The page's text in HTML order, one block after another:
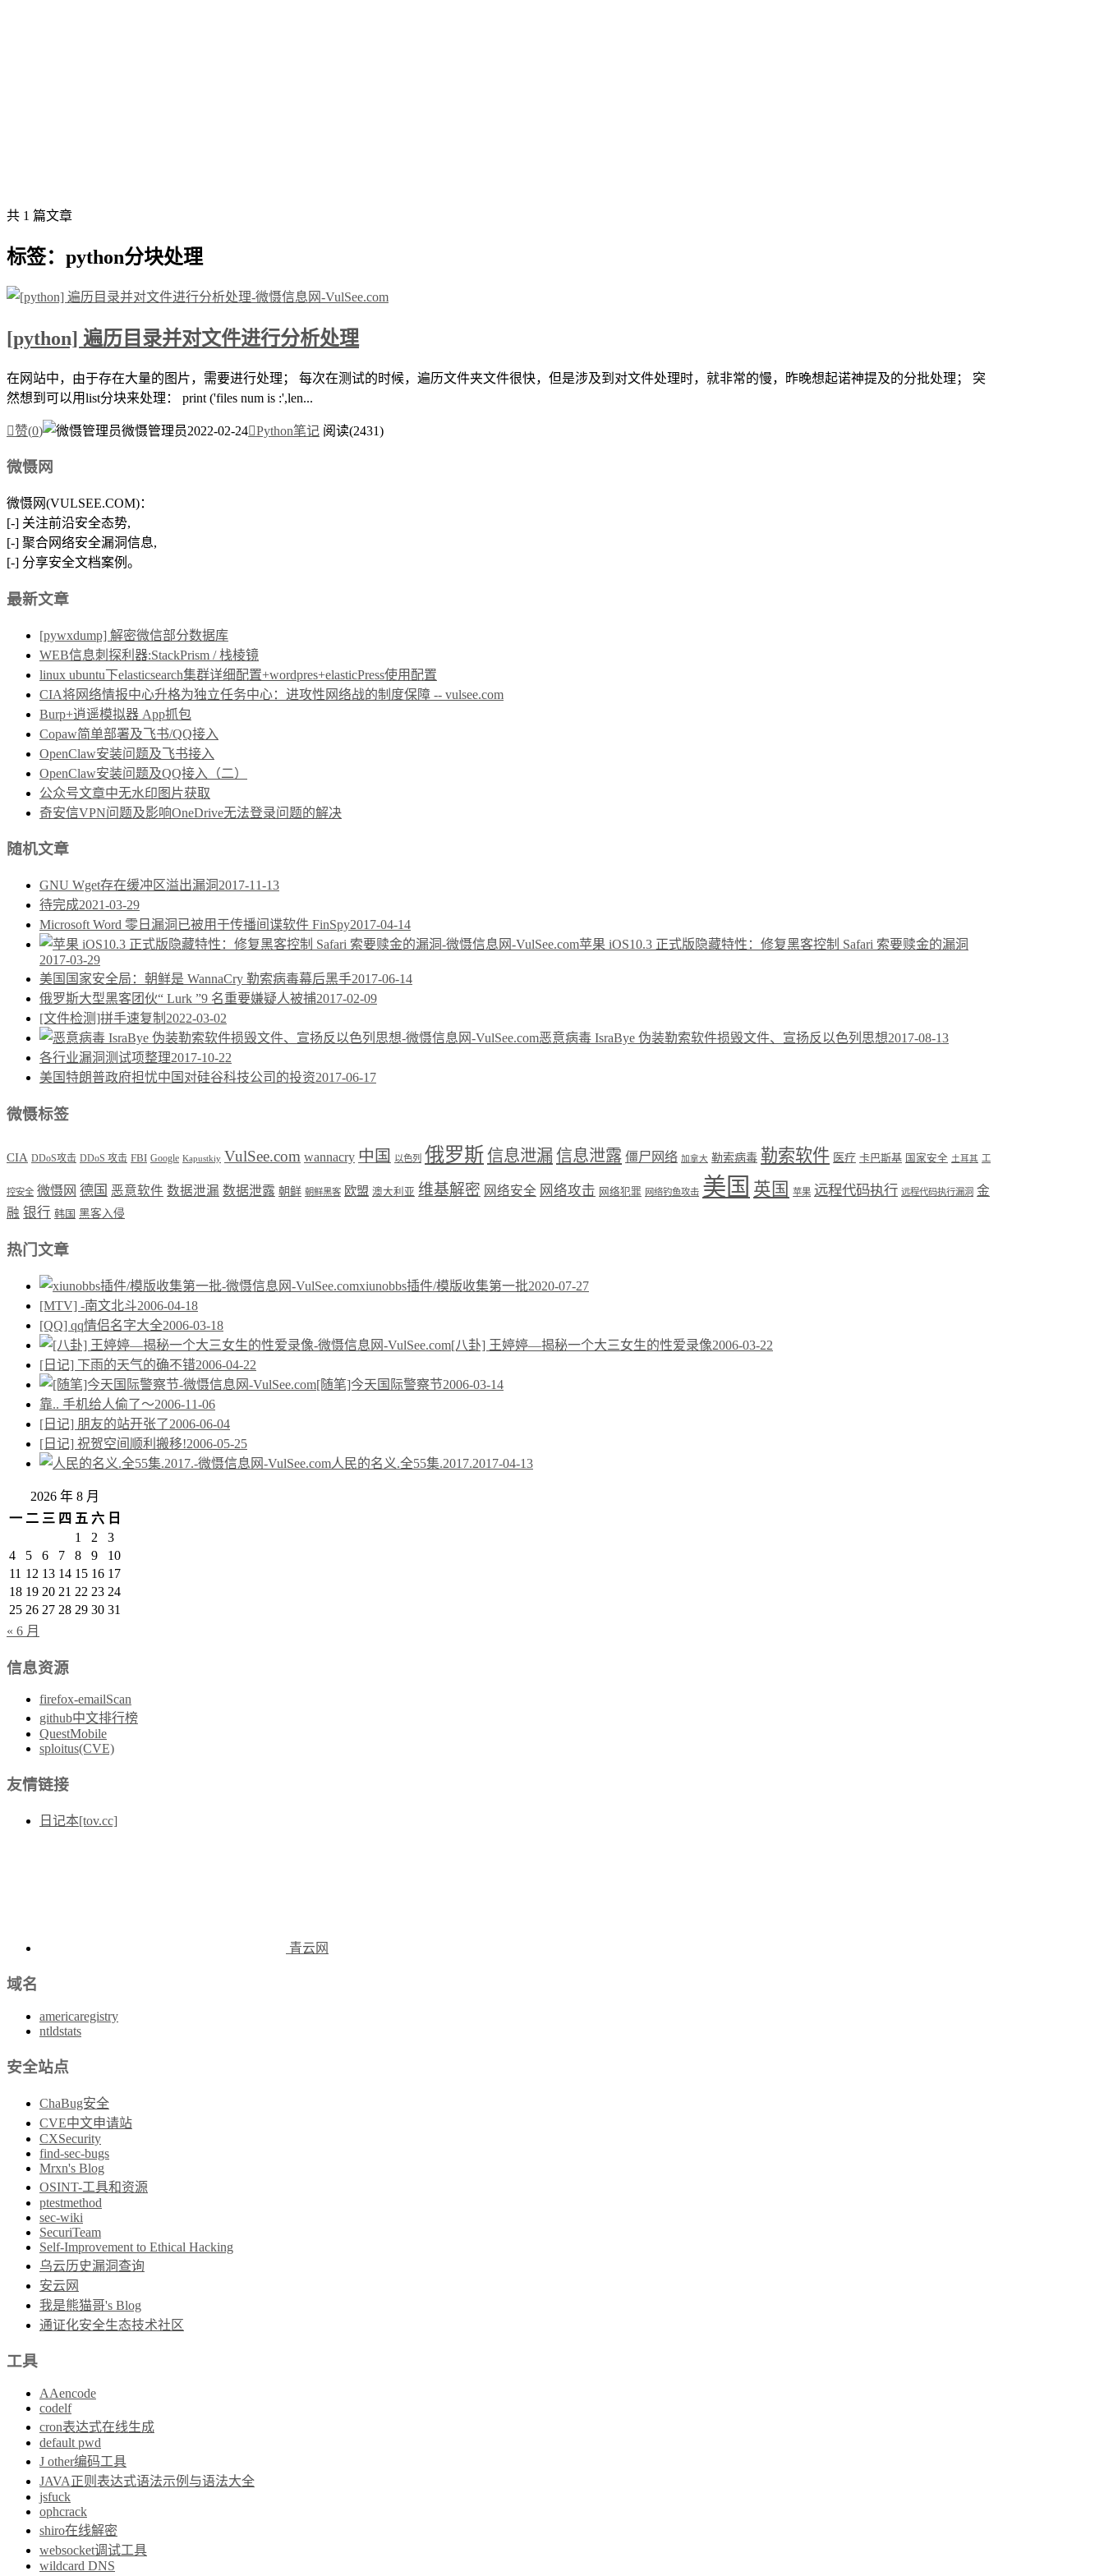
共 1 篇文章
标签：python分块处理
[python] 遍历目录并对文件进行分析处理
在网站中，由于存在大量的图片，需要进行处理； 每次在测试的时候，遍历文件夹文件很快，但是涉及到对文件处理时，就非常的慢，昨晚想起诺神提及的分批处理； 突
然想到可以用list分块来处理： print ('files num is :',len...
赞(0) 微慑管理员2022-02-24Python笔记 阅读(2431)
微慑网
微慑网(VULSEE.COM)：
[-] 关注前沿安全态势,
[-] 聚合网络安全漏洞信息,
[-] 分享安全文档案例。
最新文章
[pywxdump] 解密微信部分数据库
WEB信息刺探利器:StackPrism / 栈棱镜
linux ubuntu下elasticsearch集群详细配置+wordpres+elasticPress使用配置
CIA将网络情报中心升格为独立任务中心：进攻性网络战的制度保障 -- vulsee.com
Burp+逍遥模拟器 App抓包
Copaw简单部署及飞书/QQ接入
OpenClaw安装问题及飞书接入
OpenClaw安装问题及QQ接入（二）
公众号文章中无水印图片获取
奇安信VPN问题及影响OneDrive无法登录问题的解决
随机文章
GNU Wget存在缓冲区溢出漏洞 2017-11-13
待完成2021-03-29
Microsoft Word 零日漏洞已被用于传播间谍软件 FinSpy2017-04-14
苹果 iOS10.3 正式版隐藏特性：修复黑客控制 Safari 索要赎金的漏洞
2017-03-29
美国国家安全局：朝鲜是 WannaCry 勒索病毒幕后黑手2017-06-14
俄罗斯大型黑客团伙“ Lurk ”9 名重要嫌疑人被捕2017-02-09
[文件检测]拼手速复制 2022-03-02
恶意病毒 IsraBye 伪装勒索软件损毁文件、宣扬反以色列思想2017-08-13
各行业漏洞测试项整理2017-10-22
美国特朗普政府担忧中国对硅谷科技公司的投资2017-06-17
微慑标签
CIA DDoS攻击 DDoS 攻击 FBI Google Kapustkiy VulSee.com wannacry 中国 以色列 俄罗斯信息泄漏信息泄露 僵尸网络 加拿大 勒索病毒 勒索软件 医疗 卡巴斯基 国家安全 土耳其
控安全 微慑网 德国 恶意软件 数据泄漏 数据泄露 朝鲜 朝鲜黑客 欧盟 澳大利亚 维基解密 网络安全 网络攻击 网络犯罪 网络钓鱼攻击 美国 英国 苹果 远程代码执行 远程代码执行漏洞 金
融 银行 韩国 黑客入侵
热门文章
xiunobbs插件/模版收集第一批2020-07-27
[MTV] -南文北斗2006-04-18
[QQ] qq情侣名字大全2006-03-18
[八卦] 王婷婷—揭秘一个大三女生的性爱录像2006-03-22
[日记] 下雨的天气的确不错2006-04-22
[随笔]今天国际警察节2006-03-14
靠.. 手机给人偷了～2006-11-06
[日记] 朋友的站开张了2006-06-04
[日记] 祝贺空间顺利搬移!2006-05-25
人民的名义.全55集.2017.2017-04-13
2026 年 8 月
一 二 三 四 五 六 日
1
2
3
4
5 6 7 8 9
10
11 12 13 14 15 16 17
18 19 20 21 22 23 24
25 26 27 28 29 30 31
« 6 月
信息资源
firefox-emailScan
github中文排行榜
QuestMobile
sploitus(CVE)
友情链接
日记本[tov.cc]
青云网
域名
americaregistry
ntldstats
安全站点
ChaBug安全
CVE中文申请站
CXSecurity
find-sec-bugs
Mrxn's Blog
OSINT-工具和资源
ptestmethod
sec-wiki
SecuriTeam
Self-Improvement to Ethical Hacking
乌云历史漏洞查询
安云网
我是熊猫哥's Blog
通证化安全生态技术社区
工具
AAencode
codelf
cron表达式在线生成
default pwd
J other编码工具
JAVA正则表达式语法示例与语法大全
jsfuck
ophcrack
shiro在线解密
websocket调试工具
wildcard DNS